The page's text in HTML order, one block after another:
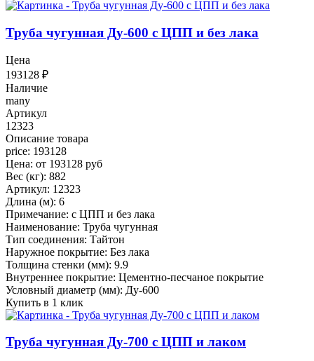
Труба чугунная Ду-600 с ЦПП и без лака
Цена
193128 ₽
Наличие
many
Артикул
12323
Описание товара
price: 193128
Цена: от 193128 руб
Вес (кг): 882
Артикул: 12323
Длина (м): 6
Примечание: с ЦПП и без лака
Наименование: Труба чугунная
Тип соединения: Тайтон
Наружное покрытие: Без лака
Толщина стенки (мм): 9.9
Внутреннее покрытие: Цементно-песчаное покрытие
Условный диаметр (мм): Ду-600
Купить в 1 клик
Труба чугунная Ду-700 с ЦПП и лаком